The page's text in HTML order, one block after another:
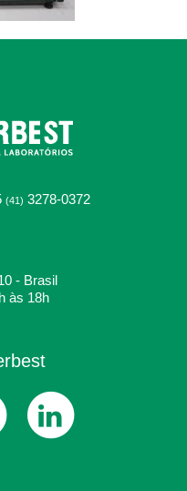
(41) 3278-0372
- Brasil
às 18h